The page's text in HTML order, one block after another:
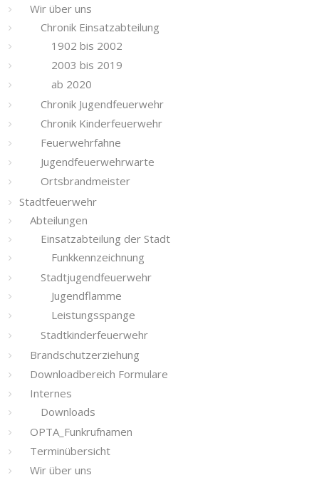
Wir über uns
Chronik Einsatzabteilung
1902 bis 2002
2003 bis 2019
ab 2020
Chronik Jugendfeuerwehr
Chronik Kinderfeuerwehr
Feuerwehrfahne
Jugendfeuerwehrwarte
Ortsbrandmeister
Stadtfeuerwehr
Abteilungen
Einsatzabteilung der Stadt
Funkkennzeichnung
Stadtjugendfeuerwehr
Jugendflamme
Leistungsspange
Stadtkinderfeuerwehr
Brandschutzerziehung
Downloadbereich Formulare
Internes
Downloads
OPTA_Funkrufnamen
Terminübersicht
Wir über uns